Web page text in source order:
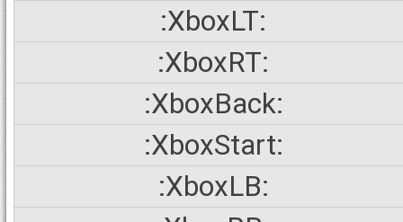
:XboxLT:
:XboxRT:
:XboxBack:
:XboxStart:
:XboxLB: